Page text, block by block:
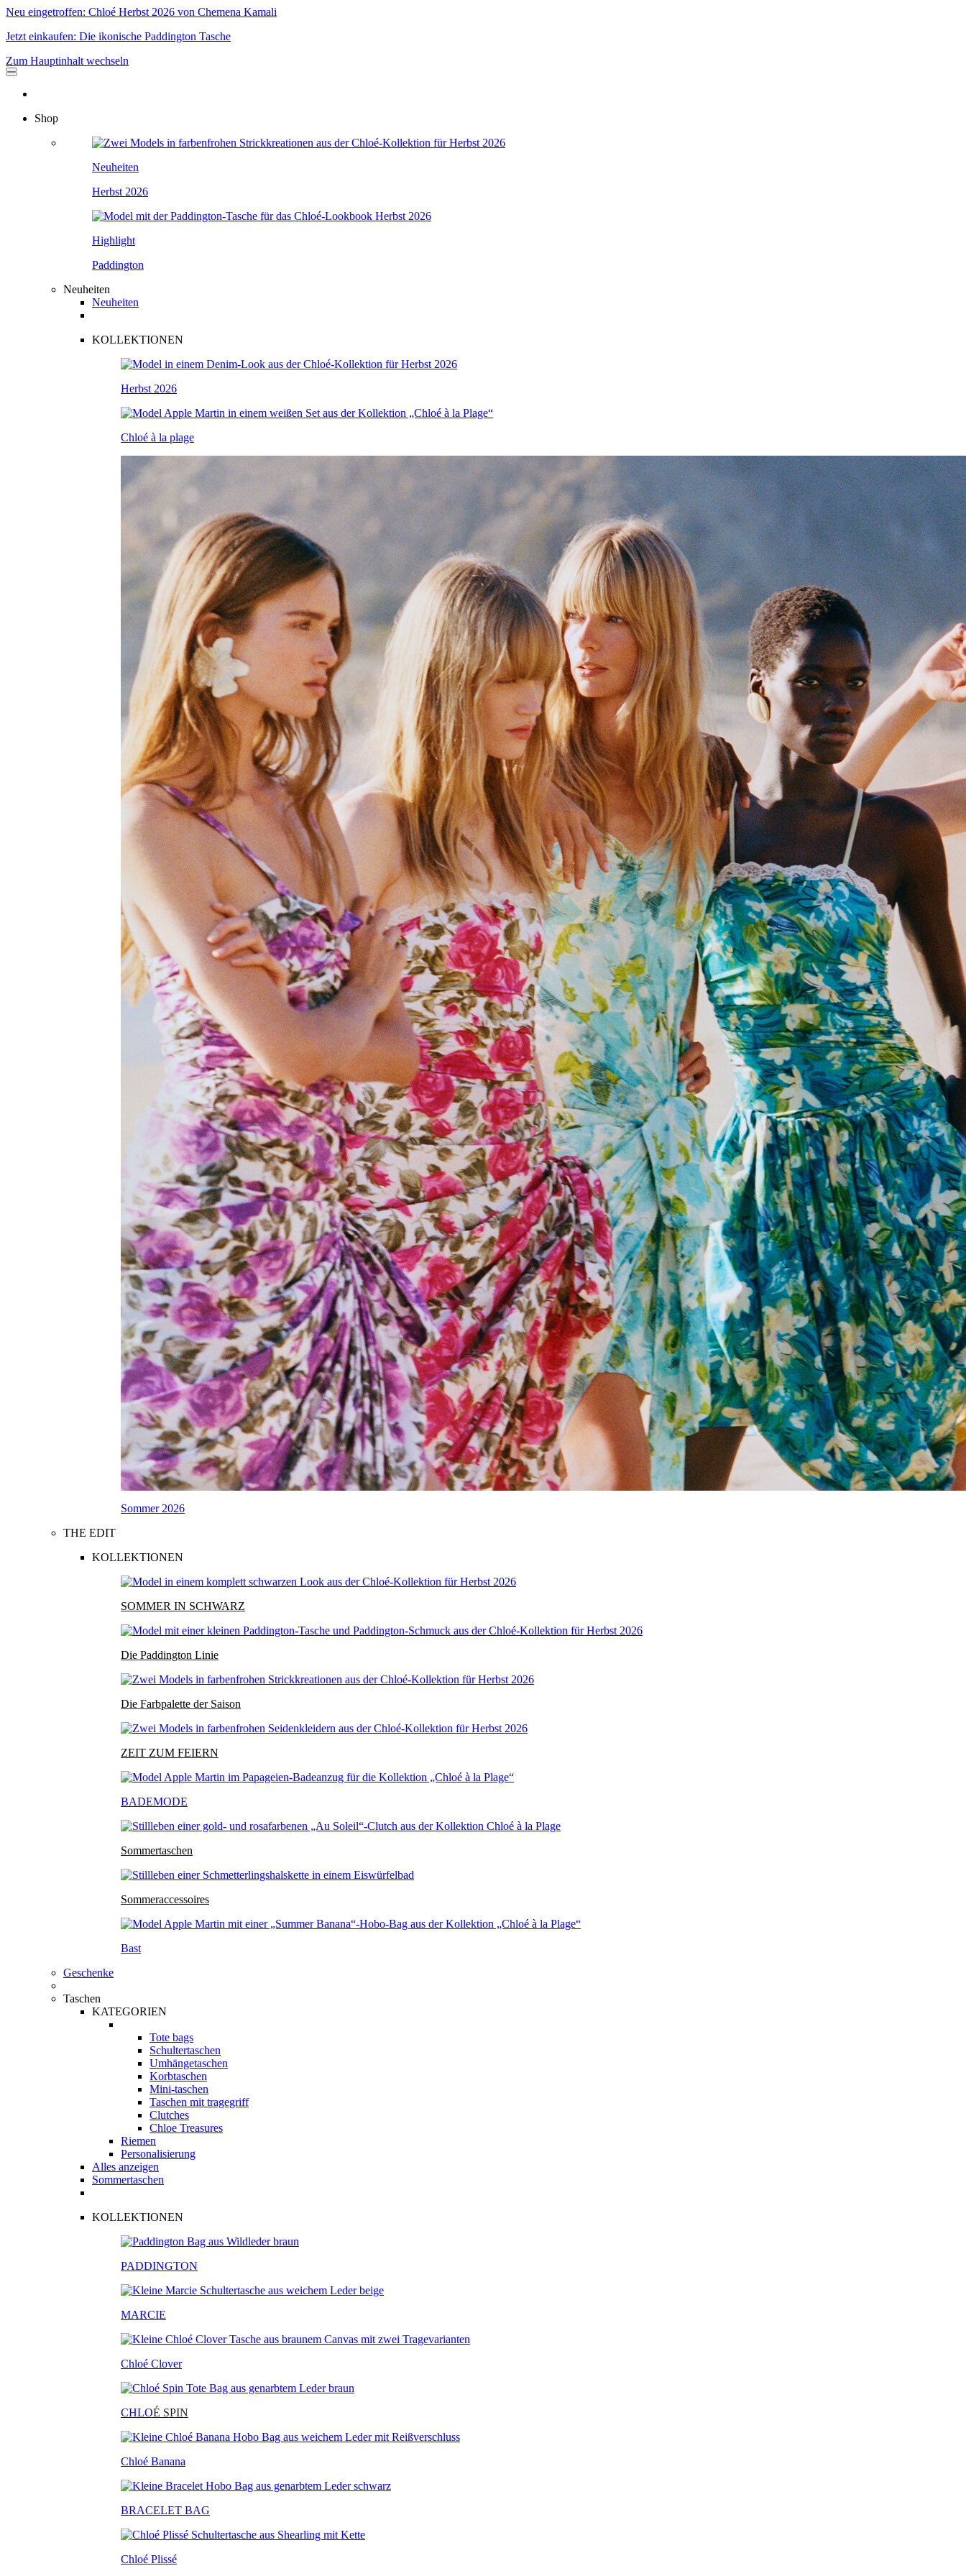
Neu eingetroffen: Chloé Herbst 2026 von Chemena Kamali
Jetzt einkaufen: Die ikonische Paddington Tasche
Zum Hauptinhalt wechseln
Shop
Neuheiten
Herbst 2026
Highlight
Paddington
Neuheiten
Neuheiten
KOLLEKTIONEN
Herbst 2026
Chloé à la plage
Sommer 2026
THE EDIT
KOLLEKTIONEN
SOMMER IN SCHWARZ
Die Paddington Linie
Die Farbpalette der Saison
ZEIT ZUM FEIERN
BADEMODE
Sommertaschen
Sommeraccessoires
Bast
Geschenke
Taschen
KATEGORIEN
Tote bags
Schultertaschen
Umhängetaschen
Korbtaschen
Mini-taschen
Taschen mit tragegriff
Clutches
Chloe Treasures
Riemen
Personalisierung
Alles anzeigen
Sommertaschen
KOLLEKTIONEN
PADDINGTON
MARCIE
Chloé Clover
CHLOÉ SPIN
Chloé Banana
BRACELET BAG
Chloé Plissé